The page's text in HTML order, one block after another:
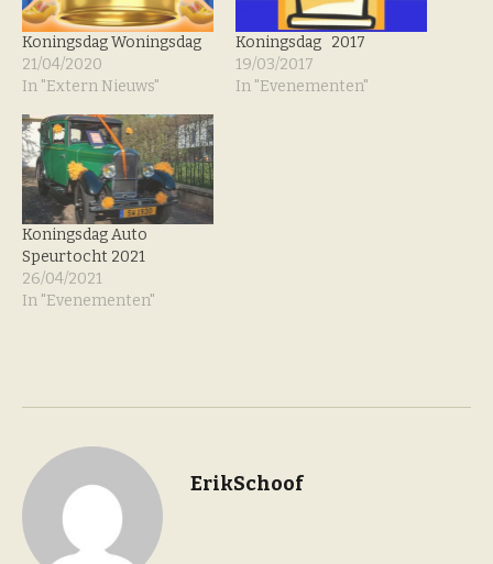
Koningsdag Woningsdag
21/04/2020
In "Extern Nieuws"
Koningsdag 2017
19/03/2017
In "Evenementen"
Koningsdag Auto
Speurtocht 2021
26/04/2021
In "Evenementen"
ErikSchoof